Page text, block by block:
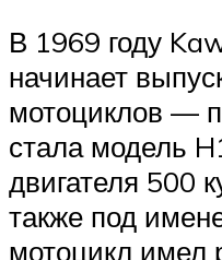
В 1969 году
начинает
мотоциклов —
стала модель
двигателя 500
также под
мотоцикл имел